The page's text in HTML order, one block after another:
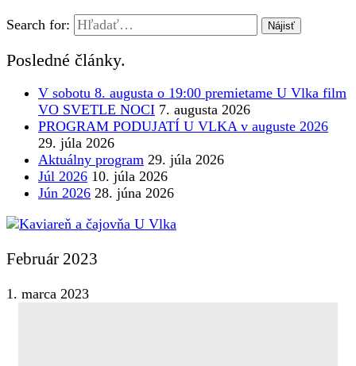
Search for:
Posledné články.
V sobotu 8. augusta o 19:00 premietame U Vlka film
VO SVETLE NOCI 7. augusta 2026
PROGRAM PODUJATÍ U VLKA v auguste 2026
29. júla 2026
Aktuálny program 29. júla 2026
Júl 2026 10. júla 2026
Jún 2026 28. júna 2026
Február 2023
1. marca 2023